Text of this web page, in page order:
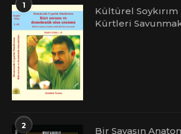
1
Kültürel Soykırım
Kürtleri
2 Bir Savaşın